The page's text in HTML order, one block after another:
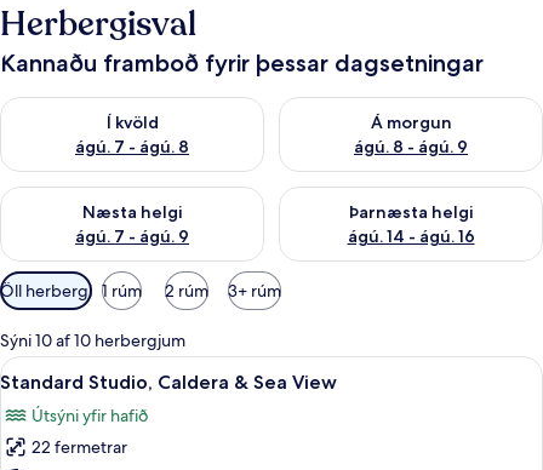
a
f
Herbergisval
Kannaðu framboð fyrir þessar dagsetningar
Í kvöld
ágú. 7 - ágú. 8
Athuga framboð í kvöld ágú. 7 - ágú. 8
Á morgun
ágú. 8 - ágú. 9
Athuga framboð á morgun
Næsta helgi
ágú. 7 - ágú. 9
Athuga framboð næstu helgi ágú. 7 - ágú. 9
Þarnæsta helgi
ágú. 14 - ágú. 16
Athuga framboð þarnæstu
Síur
í
boði
fyrir
herbergi
Öll herbergi 1 rúm 2 rúm 3+ rúm
Sýni 10 af 10 herbergjum
Skoða
allar
myndir
fyrir
Standard Studio, Caldera & Sea
4
Standard Studio, Caldera & Sea View
Útsýni yfir hafið
22 fermetrar